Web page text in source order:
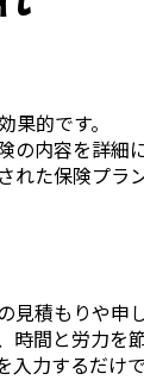
的です。
内容を詳細
れた保険プラ
積もりや申
間と労力を節
力するだけ